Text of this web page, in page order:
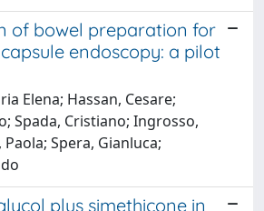
of bowel preparation for
endoscopy: a pilot
Elena; Hassan, Cesare;
Spada, Cristiano; Ingrosso,
Spera, Gianluca;
plus simethicone in